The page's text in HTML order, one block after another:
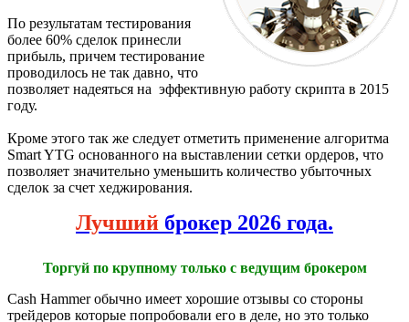
По результатам тестирования
более 60% сделок принесли
прибыль, причем тестирование
проводилось не так давно, что
позволяет надеяться на эффективную работу скрипта в 2015
году.
Кроме этого так же следует отметить применение алгоритма
Smart YTG основанного на выставлении сетки ордеров, что
позволяет значительно уменьшить количество убыточных
сделок за счет хеджирования.
Лучший брокер 2026 года.
Торгуй по крупному только с ведущим брокером
Cash Hammer обычно имеет хорошие отзывы со стороны
трейдеров которые попробовали его в деле, но это только